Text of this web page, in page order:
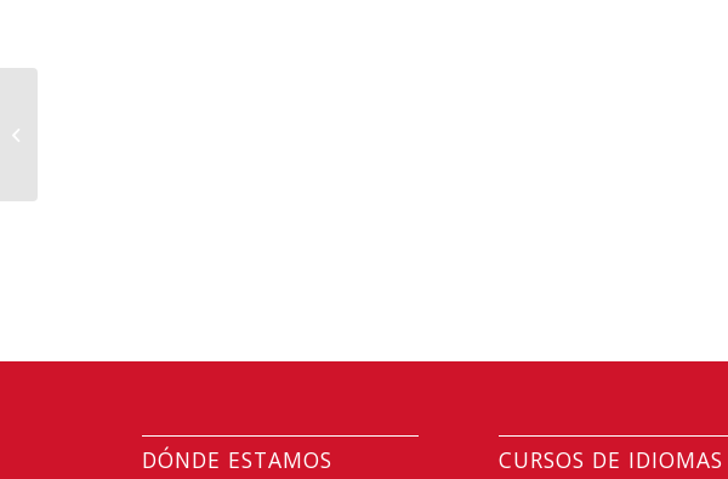
DÓNDE ESTAMOS CURSOS DE IDIOMAS